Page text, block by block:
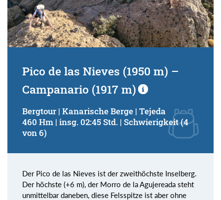
Pico de las Nieves (1950 m) –
Campanario (1917 m)
Bergtour | Kanarische Berge | Tejeda
460 Hm | insg. 02:45 Std. | Schwierigkeit (4
von 6)
Der Pico de las Nieves ist der zweithöchste Inselberg.
Der höchste (+6 m), der Morro de la Agujereada steht
unmittelbar daneben, diese Felsspitze ist aber ohne